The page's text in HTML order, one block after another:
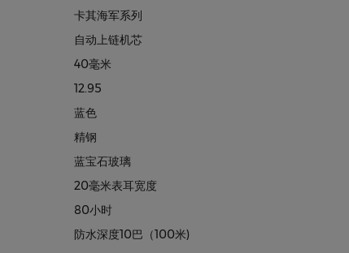
卡其海军系列
自动上链机芯
40毫米
12.95
蓝色
精钢
蓝宝石玻璃
20毫米表耳宽度
80小时
防水深度10巴（100米)